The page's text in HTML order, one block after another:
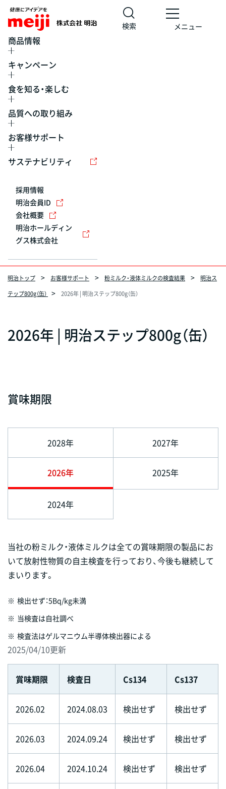
検索 メニュー
商品情報
キャンペーン
食を知る・楽しむ
品質への取り組み
お客様サポート
サステナビリティ
採用情報
明治会員ID
会社概要
明治ホールディン
グス株式会社
明治トップ お客様サポート 粉ミルク・液体ミルクの検査結果
明治ス
テップ800g（缶）
2026年 | 明治ステップ800g（缶）
2026年 | 明治ステップ800g（缶）
賞味期限
2028年 2027年
2026年 2025年
2024年
当社の粉ミルク・液体ミルクは全ての賞味期限の製品にお
いて放射性物質の自主検査を行っており、今後も継続して
まいります。
※ 検出せず：5Bq/kg未満
※ 当検査は自社調べ
※ 検査法はゲルマニウム半導体検出器による
2025/04/10更新
賞味期限 検査日 Cs134 Cs137
2026.02 2024.08.03 検出せず 検出せず
2026.03 2024.09.24 検出せず 検出せず
2026.04 2024.10.24 検出せず 検出せず